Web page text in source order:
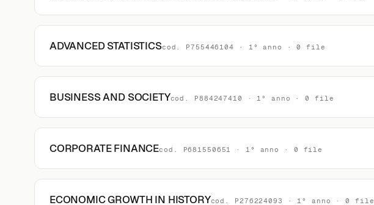
ADVANCED STATISTICScod. P755446104 · 1° anno · 0 file
BUSINESS AND SOCIETYcod. P884247410 · 1° anno · 0 file
CORPORATE FINANCEcod. P681550651 · 1° anno · 0 file
ECONOMIC GROWTH IN HISTORYcod. P276224093 · 1° anno · 0 file